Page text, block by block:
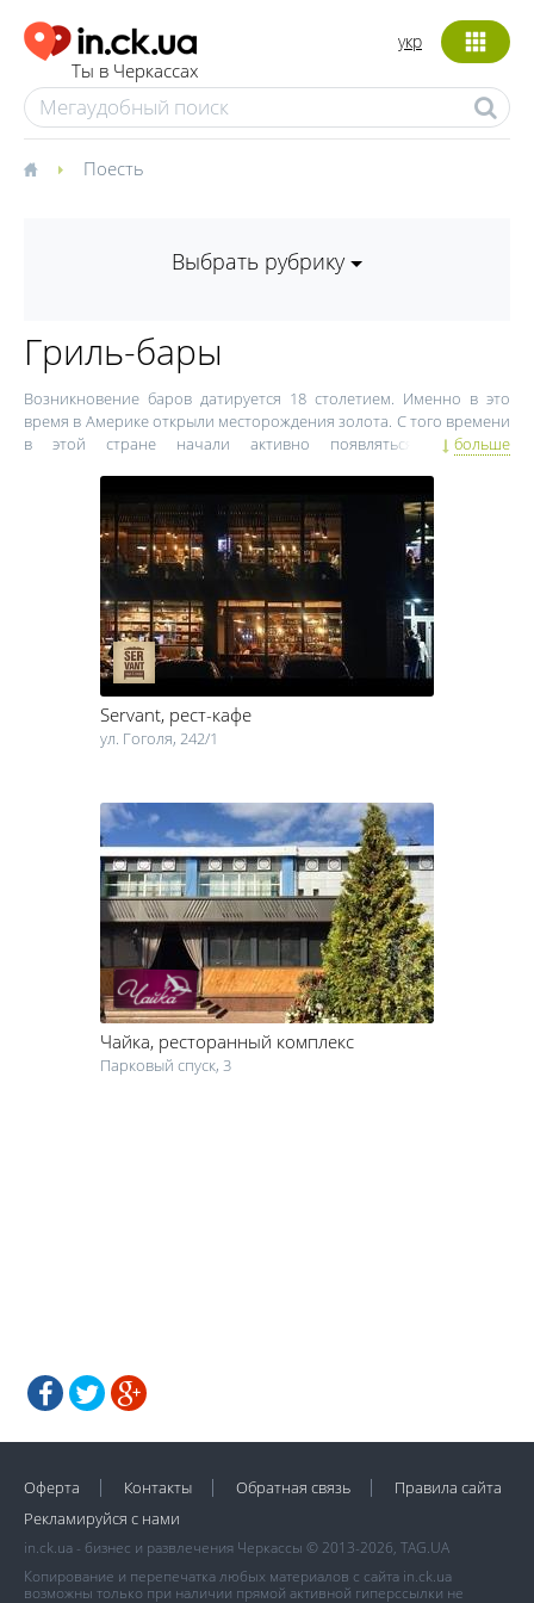
Ты в Черкассах
укр
Поесть
Выбрать рубрику
Гриль-бары
Возникновение баров датируется 18 столетием. Именно в это
время в Америке открыли месторождения золота. С того времени
в этой стране начали активно появляться заведения
поесть сэндвич, жаренные орехи, выпить чего-то горячего.
Годы спустя бары претерпели множество изменений. Сегодня
известны несколько разновидностей баров: пивные, молочные,
винные, коктейль-бары, гриль-бары и другие. В последнее время
именно гриль-бары начали активно появляться в разных странах
мира. Гриль-бары зародились на Западе. Это заведение быстрого
обслуживания с большим ассортиментом вторых блюд, горячих
закусок, вкусных мясных блюд (курица, бифштексы, рыба-гриль),
пиццы и других блюд, приготовленных на гриле. Сейчас гриль-бар
может быть частью ресторана или самостоятельным заведением.
Меню гриль-бара так же разнообразно, как и в ресторане. Здесь
помимо вкусностей на гриле, предлагает своим гостям живую
музыку, интересную развлекательную программу, приятную
атмосферу, стилизированный интерьер, танцпол. Такие
заведения станут отличным вариантом для проведения семейных
праздников, романтических свиданий или вечеринок!
больше
Servant, рест-кафе
ул. Гоголя, 242/1
Чайка, ресторанный комплекс
Парковый спуск, 3
Оферта Контакты Обратная связь
Правила сайта
Рекламируйся с нами
in.ck.ua - бизнес и развлечения Черкассы © 2013-2026, TAG.UA
Копирование и перепечатка любых материалов с сайта in.ck.ua
возможны только при наличии прямой активной гиперссылки не